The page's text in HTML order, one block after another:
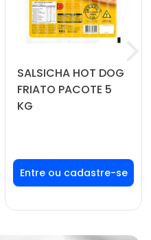
SALSICHA HOT DOG
FRIATO PACOTE 5
KG
Faça seu login ou
cadastre-se para
ver preços e